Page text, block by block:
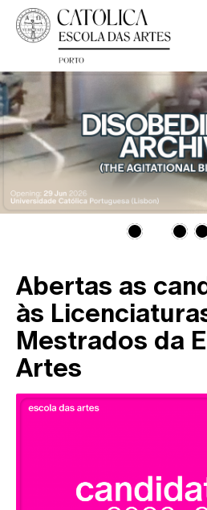
Abertas as
às
Mestrados da
Artes